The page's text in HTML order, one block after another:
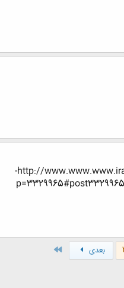
http://www.www.www.iran-eng.ir/showthread.php/112032-
بعدی